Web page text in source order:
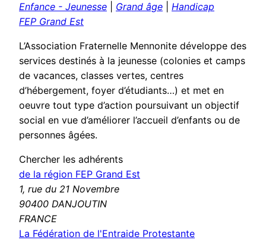
Enfance - Jeunesse Grand âge
Handicap
FEP Grand Est
L’Association Fraternelle Mennonite développe des
services destinés à la jeunesse (colonies et camps
de vacances, classes vertes, centres
d’hébergement, foyer d’étudiants…) et met en
oeuvre tout type d’action poursuivant un objectif
social en vue d’améliorer l’accueil d’enfants ou de
personnes âgées.
Chercher les adhérents
de la région FEP Grand Est
1, rue du 21 Novembre
90400 DANJOUTIN
FRANCE
La Fédération de l'Entraide Protestante